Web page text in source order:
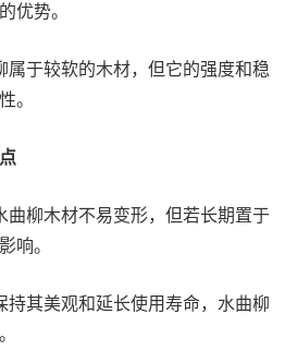
优势。
属于较软的木材，但它的强度和稳
。
曲柳木材不易变形，但若长期置于
响。
持其美观和延长使用寿命，水曲柳